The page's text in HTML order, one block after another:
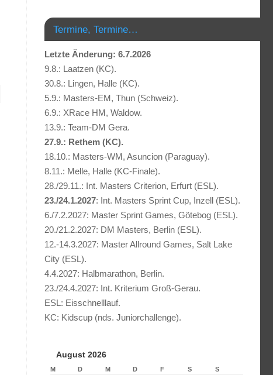
Termine, Termine…
Letzte Änderung: 6.7.2026
9.8.: Laatzen (KC).
30.8.: Lingen, Halle (KC).
5.9.: Masters-EM, Thun (Schweiz).
6.9.: XRace HM, Waldow.
13.9.: Team-DM Gera.
27.9.: Rethem (KC).
18.10.: Masters-WM, Asuncion (Paraguay).
8.11.: Melle, Halle (KC-Finale).
28./29.11.: Int. Masters Criterion, Erfurt (ESL).
23./24.1.2027: Int. Masters Sprint Cup, Inzell (ESL).
6./7.2.2027: Master Sprint Games, Götebog (ESL).
20./21.2.2027: DM Masters, Berlin (ESL).
12.-14.3.2027: Master Allround Games, Salt Lake
City (ESL).
4.4.2027: Halbmarathon, Berlin.
23./24.4.2027: Int. Kriterium Groß-Gerau.
ESL: Eisschnelllauf.
KC: Kidscup (nds. Juniorchallenge).
August 2026
M D M D F S S